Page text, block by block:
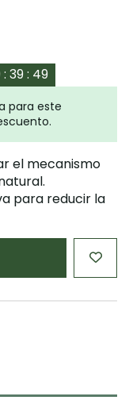
: 39: 48
para este
el mecanismo
para reducir la